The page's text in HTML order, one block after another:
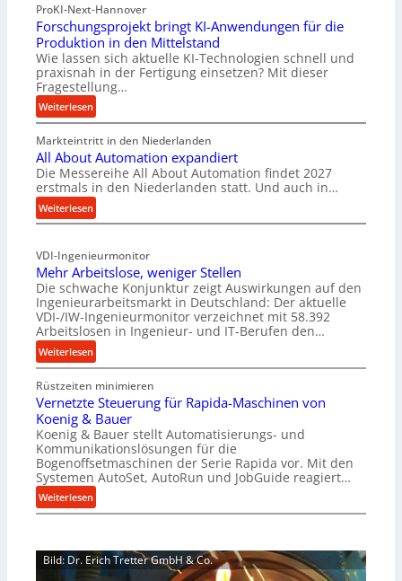
ProKI-Next-Hannover
Forschungsprojekt bringt KI-Anwendungen für die
Produktion in den Mittelstand
Wie lassen sich aktuelle KI-Technologien schnell und
praxisnah in der Fertigung einsetzen? Mit dieser
Fragestellung…
Weiterlesen:
F
o
r
s
c
h
u
g
s
p
r
o
j
e
b
r
i
n
g
t
K
-
A
Markteintritt in den Niederlanden
All About Automation expandiert
Die Messereihe All About Automation findet 2027
erstmals in den Niederlanden statt. Und auch in…
Weiterlesen:
A
l
A
b
o
u
t
A
o
m
a
t
i
o
n
x
p
VDI-Ingenieurmonitor
Mehr Arbeitslose, weniger Stellen
Die schwache Konjunktur zeigt Auswirkungen auf den
Ingenieurarbeitsmarkt in Deutschland: Der aktuelle
VDI-/IW-Ingenieurmonitor verzeichnet mit 58.392
Arbeitslosen in Ingenieur- und IT-Berufen den…
Weiterlesen:
M
e
h
A
r
b
e
i
o
Rüstzeiten minimieren
Vernetzte Steuerung für Rapida-Maschinen von
Koenig & Bauer
Koenig & Bauer stellt Automatisierungs- und
Kommunikationslösungen für die
Bogenoffsetmaschinen der Serie Rapida vor. Mit den
Systemen AutoSet, AutoRun und JobGuide reagiert…
Weiterlesen:
V
r
n
Bild: Dr. Erich Tretter GmbH & Co.